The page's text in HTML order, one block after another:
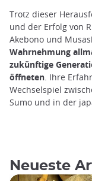
Trotz dieser
und der Erfolg von
Akebono und
Wahrnehmung
zukünftige
öffneten. Ihre
Wechselspiel
Sumo und in der
Neueste